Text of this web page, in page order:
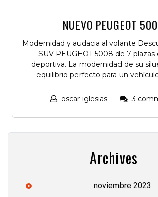
NUEVO PEUGEOT
Modernidad y audacia al volante
SUV PEUGEOT 5008 de 7 plazas
deportiva. La modernidad de su
equilibrio perfecto para un
oscar iglesias 3
Archives
noviembre 2023